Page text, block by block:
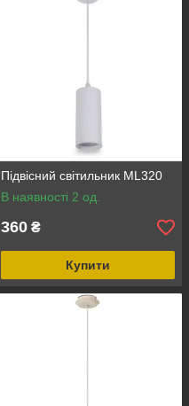
Підвісний світильник ML320
В наявності 2 од.
360 ₴
Купити